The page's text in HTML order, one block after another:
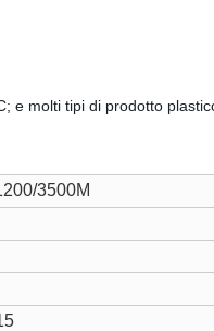
e molti tipi di prodotto
3500M